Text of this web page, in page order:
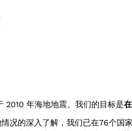
2010 年海地地震。我们的目标是
况的深入了解，我们已在76个国